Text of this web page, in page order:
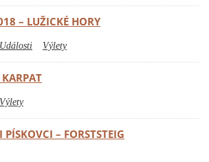
– LUŽICKÉ HORY
Události Výlety
Výlety
– FORSTSTEIG